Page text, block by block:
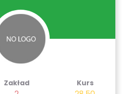
Zakład Kurs